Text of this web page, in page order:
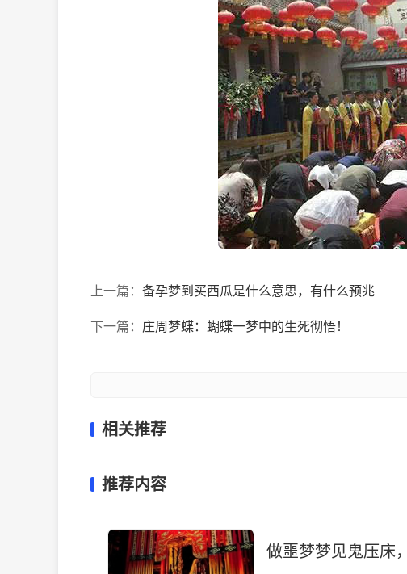
上一篇： 备孕梦到买西瓜是什么意思，有什么预兆
下一篇： 庄周梦蝶：蝴蝶一梦中的生死彻悟！
相关推荐
推荐内容
做噩梦梦见鬼压床